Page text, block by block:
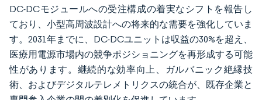
DC-DCモジュールへの受注構成の着実なシフトを報告し
ており、小型高周波設計への将来的な需要を強化していま
す。2031年までに、DC-DCユニットは収益の30%を超え、
医療用電源市場内の競争ポジショニングを再形成する可能
性があります。継続的な効率向上、ガルバニック絶縁技
術、およびデジタルテレメトリクスの統合が、既存企業と